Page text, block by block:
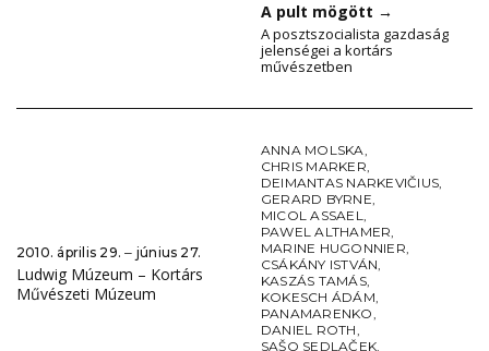
A pult mögött →
A posztszocialista gazdaság
jelenségei a kortárs
művészetben
2010. április 29. ‒ június 27.
Ludwig Múzeum – Kortárs
Művészeti Múzeum
ANNA MOLSKA,
CHRIS MARKER,
DEIMANTAS NARKEVIČIUS,
GERARD BYRNE,
MICOL ASSAEL,
PAWEL ALTHAMER,
MARINE HUGONNIER,
CSÁKÁNY ISTVÁN,
KASZÁS TAMÁS,
KOKESCH ÁDÁM,
PANAMARENKO,
DANIEL ROTH,
SAŠO SEDLAČEK,